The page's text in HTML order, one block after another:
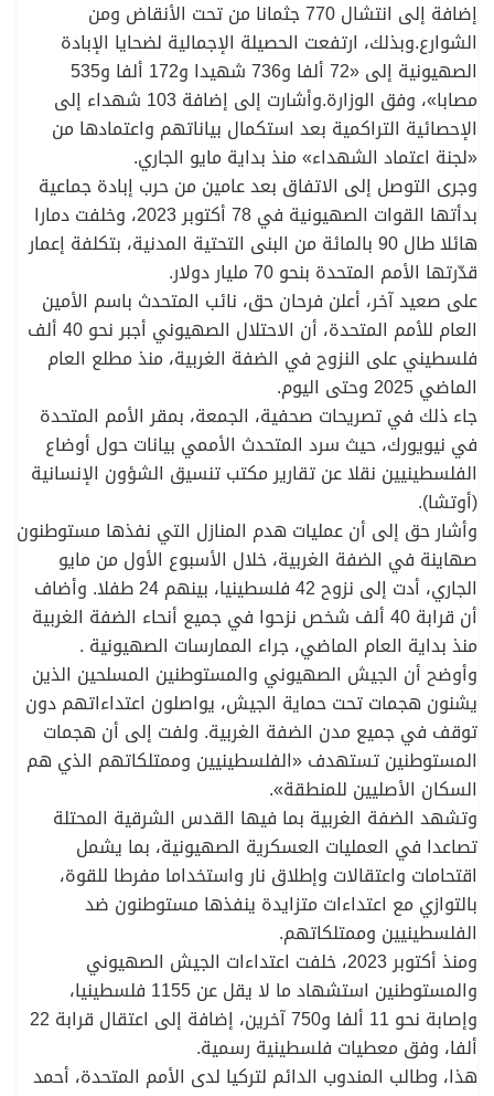
إضافة إلى انتشال 770 جثمانا من تحت الأنقاض ومن
الشوارع.وبذلك، ارتفعت الحصيلة الإجمالية لضحايا الإبادة
الصهيونية إلى «72 ألفا و736 شهيدا و172 ألفا و535
مصابا»، وفق الوزارة.وأشارت إلى إضافة 103 شهداء إلى
الإحصائية التراكمية بعد استكمال بياناتهم واعتمادها من
«لجنة اعتماد الشهداء» منذ بداية مايو الجاري.
وجرى التوصل إلى الاتفاق بعد عامين من حرب إبادة جماعية
بدأتها القوات الصهيونية في 78 أكتوبر 2023، وخلفت دمارا
هائلا طال 90 بالمائة من البنى التحتية المدنية، بتكلفة إعمار
قدّرتها الأمم المتحدة بنحو 70 مليار دولار.
على صعيد آخر، أعلن فرحان حق، نائب المتحدث باسم الأمين
العام للأمم المتحدة، أن الاحتلال الصهيوني أجبر نحو 40 ألف
فلسطيني على النزوح في الضفة الغربية، منذ مطلع العام
الماضي 2025 وحتى اليوم.
جاء ذلك في تصريحات صحفية، الجمعة، بمقر الأمم المتحدة
في نيويورك، حيث سرد المتحدث الأممي بيانات حول أوضاع
الفلسطينيين نقلا عن تقارير مكتب تنسيق الشؤون الإنسانية
(أوتشا).
وأشار حق إلى أن عمليات هدم المنازل التي نفذها مستوطنون
صهاينة في الضفة الغربية، خلال الأسبوع الأول من مايو
الجاري، أدت إلى نزوح 42 فلسطينيا، بينهم 24 طفلا. وأضاف
أن قرابة 40 ألف شخص نزحوا في جميع أنحاء الضفة الغربية
منذ بداية العام الماضي، جراء الممارسات الصهيونية .
وأوضح أن الجيش الصهيوني والمستوطنين المسلحين الذين
يشنون هجمات تحت حماية الجيش، يواصلون اعتداءاتهم دون
توقف في جميع مدن الضفة الغربية. ولفت إلى أن هجمات
المستوطنين تستهدف «الفلسطينيين وممتلكاتهم الذي هم
السكان الأصليين للمنطقة».
وتشهد الضفة الغربية بما فيها القدس الشرقية المحتلة
تصاعدا في العمليات العسكرية الصهيونية، بما يشمل
اقتحامات واعتقالات وإطلاق نار واستخداما مفرطا للقوة،
بالتوازي مع اعتداءات متزايدة ينفذها مستوطنون ضد
الفلسطينيين وممتلكاتهم.
ومنذ أكتوبر 2023، خلفت اعتداءات الجيش الصهيوني
والمستوطنين استشهاد ما لا يقل عن 1155 فلسطينيا،
وإصابة نحو 11 ألفا و750 آخرين، إضافة إلى اعتقال قرابة 22
ألفا، وفق معطيات فلسطينية رسمية.
هذا، وطالب المندوب الدائم لتركيا لدى الأمم المتحدة، أحمد